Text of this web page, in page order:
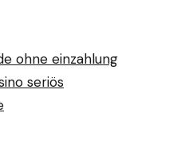
ohne einzahlung
seriös